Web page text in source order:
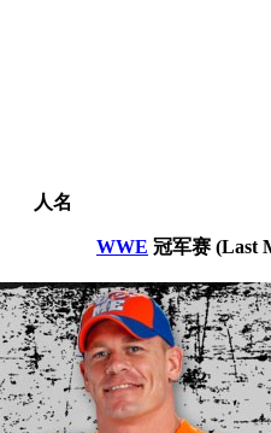
人名
WWE 冠军赛 (Last